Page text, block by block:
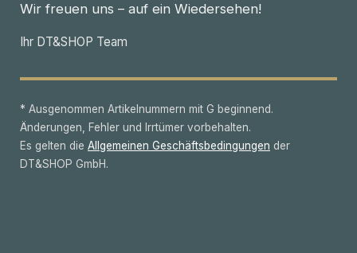
Wir freuen uns – auf ein Wiedersehen!
Ihr DT&SHOP Team
* Ausgenommen Artikelnummern mit G beginnend.
Änderungen, Fehler und Irrtümer vorbehalten.
Es gelten die Allgemeinen Geschäftsbedingungen der
DT&SHOP GmbH.